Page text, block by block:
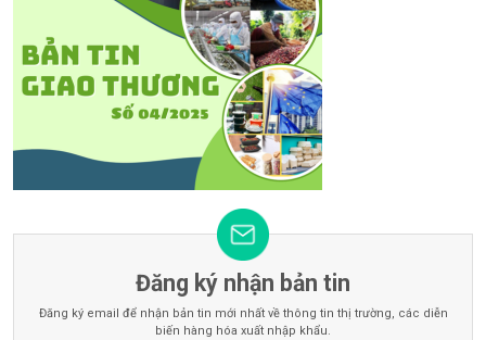
Đăng ký nhận bản tin
Đăng ký email để nhận bản tin mới nhất về thông tin thị trường, các diễn
biến hàng hóa xuất nhập khẩu.